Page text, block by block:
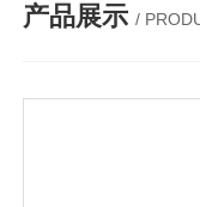
产品展示 /